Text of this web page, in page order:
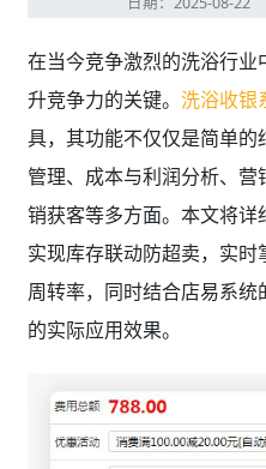
在当今竞争激烈的洗浴行
升竞争力的关键。 洗浴收银
具，其功能不仅仅是简单
管理、成本与利润分析、
销获客等多方面。本文将
实现库存联动防超卖，实
周转率，同时结合店易系
的实际应用效果。